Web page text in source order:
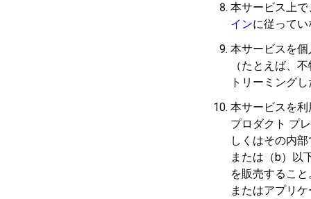
本サービス上
インに従って
本サービスを
（たとえば、
トリーミング
本サービスを
プロダクト プ
しくはその内
または（b）以
を販売するこ
またはアプリ